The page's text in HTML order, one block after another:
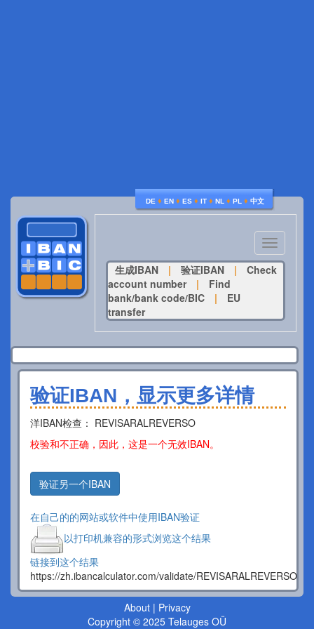
DE ♦ EN ♦ ES ♦ IT ♦ NL ♦ PL ♦ 中文
Toggle
navigation
生成IBAN
| 验证IBAN |
Check
account number
|
Find
bank/bank code/BIC
|
EU
transfer
验证IBAN，显示更多详情
洋IBAN检查： REVISARALREVERSO
校验和不正确，因此，这是一个无效IBAN。
验证另一个IBAN
在自己的的网站或软件中使用IBAN验证
以打印机兼容的形式浏览这个结果
链接到这个结果
https://zh.ibancalculator.com/validate/REVISARALREVERSO
About| Privacy
Copyright © 2025 Telauges OÜ